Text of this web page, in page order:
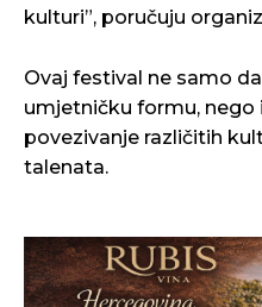
kulturi”, poručuju
Ovaj festival ne samo
umjetničku formu,
povezivanje različitih
talenata.